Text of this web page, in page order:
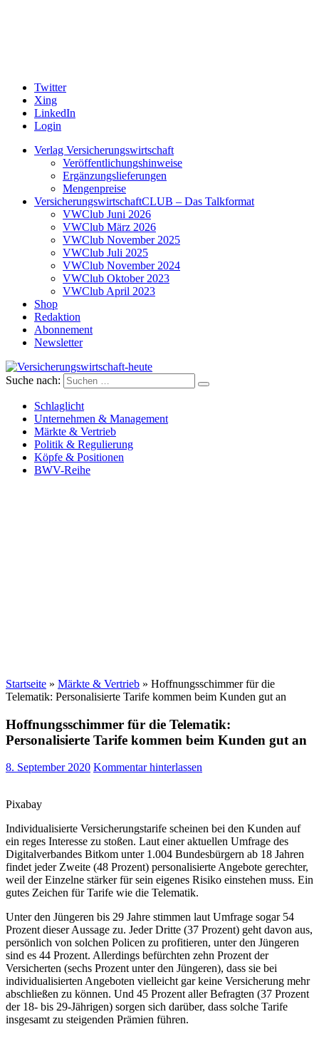
Twitter
Xing
LinkedIn
Login
Verlag Versicherungswirtschaft
Veröffentlichungshinweise
Ergänzungslieferungen
Mengenpreise
VersicherungswirtschaftCLUB – Das Talkformat
VWClub Juni 2026
VWClub März 2026
VWClub November 2025
VWClub Juli 2025
VWClub November 2024
VWClub Oktober 2023
VWClub April 2023
Shop
Redaktion
Abonnement
Newsletter
Versicherungswirtschaft-heute
Suche nach:
Schlaglicht
Unternehmen & Management
Märkte & Vertrieb
Politik & Regulierung
Köpfe & Positionen
BWV-Reihe
Startseite » Märkte & Vertrieb » Hoffnungsschimmer für die
Telematik: Personalisierte Tarife kommen beim Kunden gut an
Hoffnungsschimmer für die Telematik:
Personalisierte Tarife kommen beim Kunden gut an
8. September 2020 Kommentar hinterlassen
Pixabay
Individualisierte Versicherungstarife scheinen bei den Kunden auf
ein reges Interesse zu stoßen. Laut einer aktuellen Umfrage des
Digitalverbandes Bitkom unter 1.004 Bundesbürgern ab 18 Jahren
findet jeder Zweite (48 Prozent) personalisierte Angebote gerechter,
weil der Einzelne stärker für sein eigenes Risiko einstehen muss. Ein
gutes Zeichen für Tarife wie die Telematik.
Unter den Jüngeren bis 29 Jahre stimmen laut Umfrage sogar 54
Prozent dieser Aussage zu. Jeder Dritte (37 Prozent) geht davon aus,
persönlich von solchen Policen zu profitieren, unter den Jüngeren
sind es 44 Prozent. Allerdings befürchten zehn Prozent der
Versicherten (sechs Prozent unter den Jüngeren), dass sie bei
individualisierten Angeboten vielleicht gar keine Versicherung mehr
abschließen zu können. Und 45 Prozent aller Befragten (37 Prozent
der 18- bis 29-Jährigen) sorgen sich darüber, dass solche Tarife
insgesamt zu steigenden Prämien führen.